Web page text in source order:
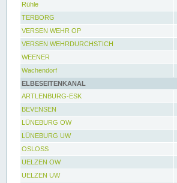
Rühle
TERBORG
VERSEN WEHR OP
VERSEN WEHRDURCHSTICH
WEENER
Wachendorf
ELBESEITENKANAL
ARTLENBURG-ESK
BEVENSEN
LÜNEBURG OW
LÜNEBURG UW
OSLOSS
UELZEN OW
UELZEN UW